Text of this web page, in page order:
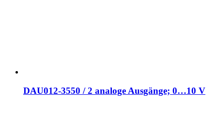
DAU012-3550 / 2 analoge Ausgänge; 0…10 V